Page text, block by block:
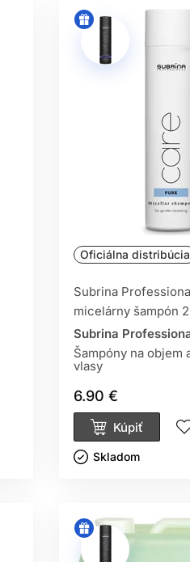
Oficiálna distribúcia
Subrina
micelárny šampón
Subrina
Šampóny na objem
vlasy
6.90 €
Kúpiť
Skladom ㅤ